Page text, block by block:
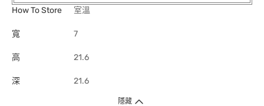
How To Store
室溫
寬 7
高 21.6
深 21.6
隱藏